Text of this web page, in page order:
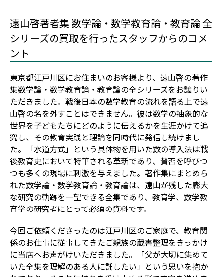
遠山啓著者集 数学論・数学教育論・教育論 全
シリーズの買取を行ったスタッフからのコメ
ント
東京都江戸川区にお住まいのお客様より、遠山啓の著作
集――数学論・数学教育論・教育論の全シリーズをお譲りい
ただきました。戦後日本の数学教育の流れを語る上で遠
山啓の名を外すことはできません。彼は数学の抽象的な
世界を子どもたちにどのように伝えるかを生涯かけて追
究し、その教育実践と理論を同時代に発信し続けまし
た。「水道方式」という具体物を用いた数の導入法は戦
後教育史において特筆される革新であり、賛否を呼びつ
つも多くの現場に刺激を与えました。著作集にまとめら
れた数学論・数学教育論・教育論は、遠山が残した膨大
な研究の軌跡を一望できる全集であり、教育学、数学教
育学の研究者にとって必須の資料です。
今回ご依頼くださったのは江戸川区のご家庭で、教育関
係のお仕事に従事してきたご親族の蔵書整理をきっかけ
に当店へお声がけいただきました。「父が大切に集めて
いた全集を理解のある人に託したい」という思いを抱か